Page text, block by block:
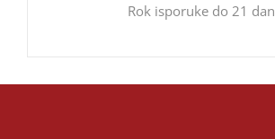
Rok isporuke do 21 dan